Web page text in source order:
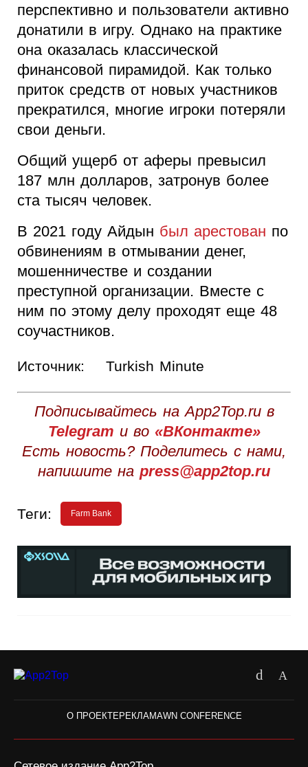
перспективно и пользователи активно
донатили в игру. Однако на практике
она оказалась классической
финансовой пирамидой. Как только
приток средств от новых участников
прекратился, многие игроки потеряли
свои деньги.
Общий ущерб от аферы превысил
187 млн долларов, затронув более
ста тысяч человек.
В 2021 году Айдын был арестован по
обвинениям в отмывании денег,
мошенничестве и создании
преступной организации. Вместе с
ним по этому делу проходят еще 48
соучастников.
Источник: Turkish Minute
Подписывайтесь на App2Top.ru в
Telegram и во «ВКонтакте»
Есть новость? Поделитесь с нами,
напишите на press@app2top.ru
Теги: Farm Bank
О ПРОЕКТЕРЕКЛАМАWN CONFERENCE